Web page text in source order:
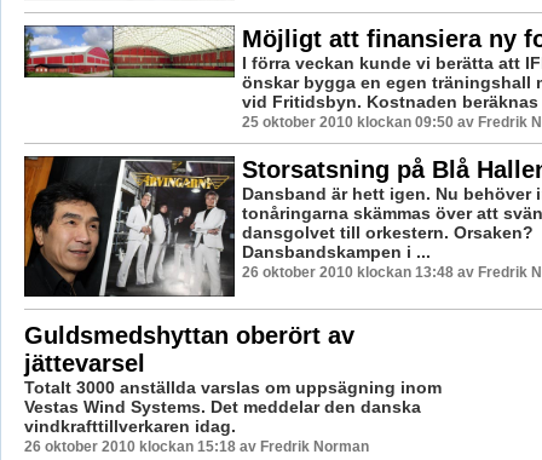
Möjligt att finansiera ny
I förra veckan kunde vi berätta att
önskar bygga en egen träningshall
vid Fritidsbyn. Kostnaden
25 oktober 2010 klockan 09:50 av Fredrik
Storsatsning på Blå
Dansband är hett igen. Nu behöver
tonåringarna skämmas över att
dansgolvet till orkestern. Orsaken?
Dansbandskampen i ...
26 oktober 2010 klockan 13:48 av Fredrik
Guldsmedshyttan oberört av
jättevarsel
Totalt 3000 anställda varslas om uppsägning inom
Vestas Wind Systems. Det meddelar den danska
vindkrafttillverkaren idag.
26 oktober 2010 klockan 15:18 av Fredrik Norman